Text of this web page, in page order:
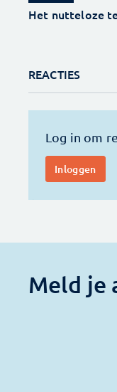
Het nutteloze
REACTIES
Meld je